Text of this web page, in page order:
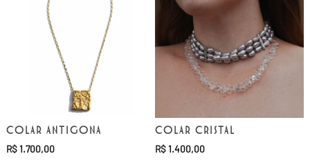
COLAR ANTIGONA
R$ 1.700,00
COLAR CRISTAL
R$ 1.400,00